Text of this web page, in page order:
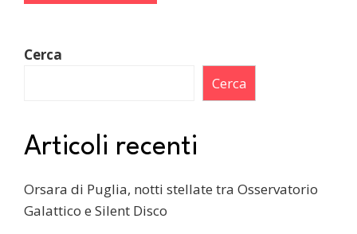
Cerca
Cerca
Articoli recenti
Orsara di Puglia, notti stellate tra Osservatorio
Galattico e Silent Disco